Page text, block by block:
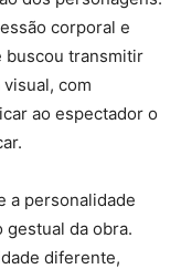
corporal e
buscou transmitir
com
ao espectador o
a personalidade
da obra.
diferente,